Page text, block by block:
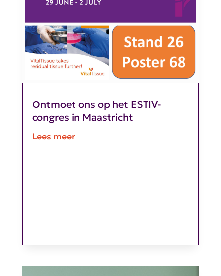
Ontmoet ons op het ESTIV-
congres in Maastricht
Lees meer